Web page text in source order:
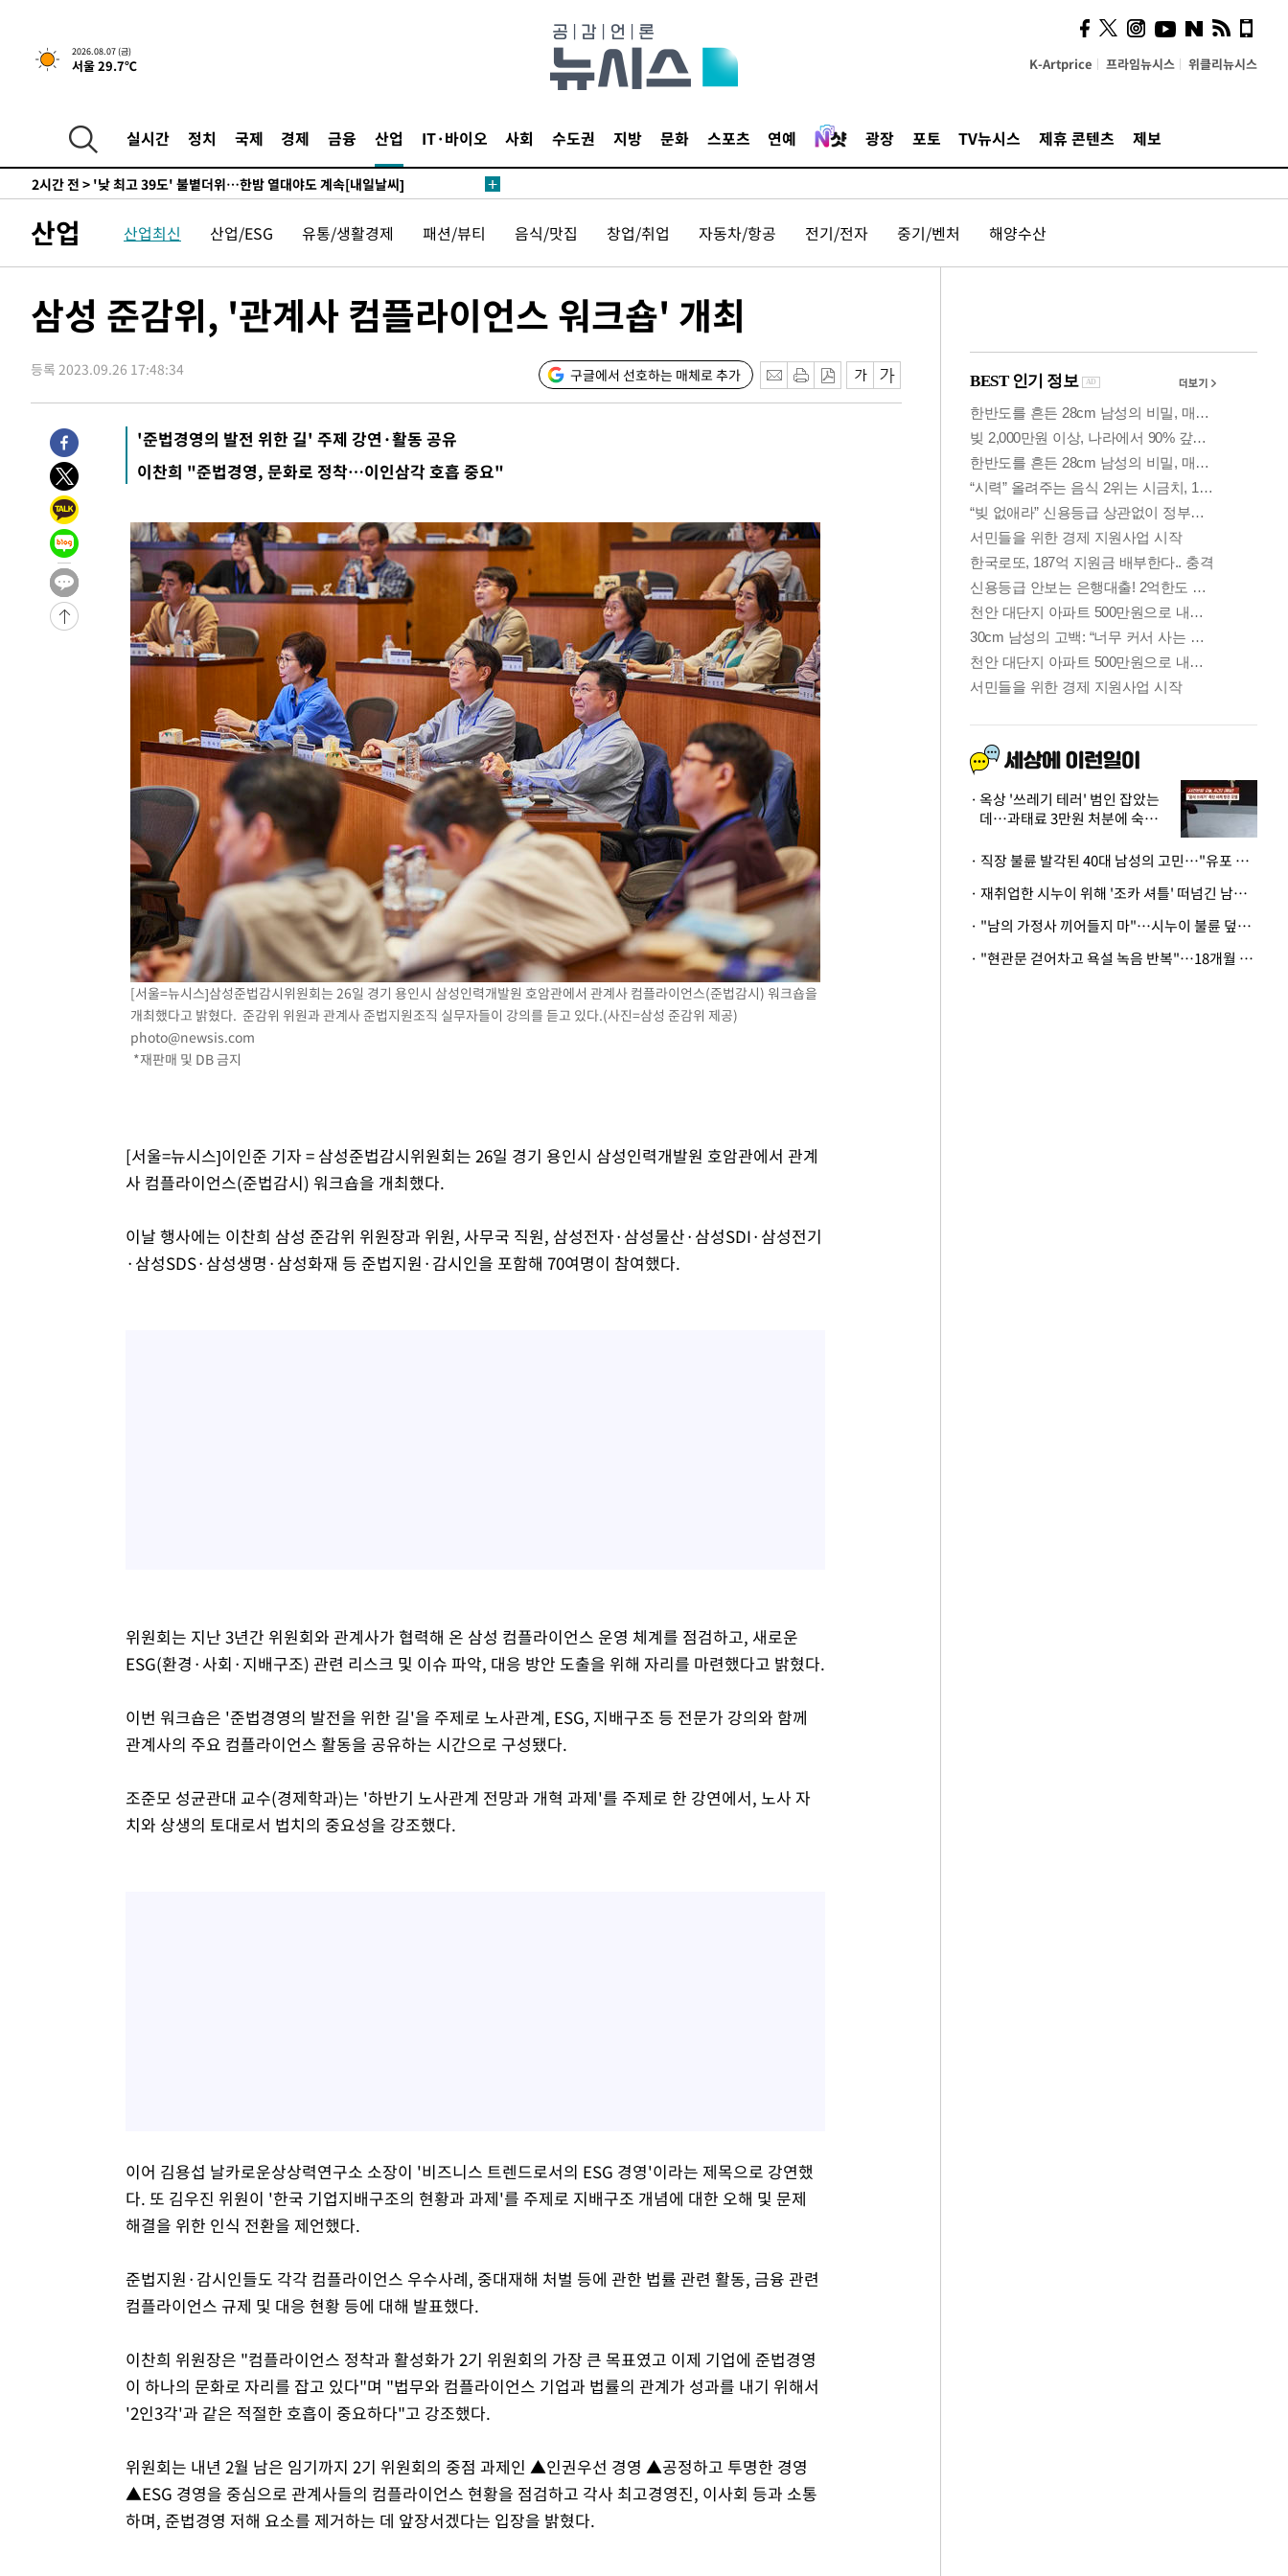
2026.08.07 (금)
서울 29.7℃ K-Artprice 프라임뉴시스 위클리뉴시스
실시간 정치 국제 경제 금융 산업 IT·바이오 사회 수도권 지방 문화 스포츠 연예 광장 포토 TV뉴시스 제휴 콘텐츠 제보
1시간 전 >[속보]합참 "北 발사체는 단거리탄도미사일…감시·경계태세 강화"
1시간 전 >日방위성, 北이 동해로 쏜 발사체는 탄도미사일 가능성
2시간 전 >[속보]합참 "북, 동해상으로 미상 발사체 발사"
'낮 최고 39도' 불볕더위…한밤 열대야도 계속[내일날씨]
2시간 전 > [속보]7~9일 프로야구 3연전도 폭염 취소…11일 재개
2시간 전 >
'월드컵 탈락 후폭풍' 축구협회…초유의 압수수색에 '충격·당황'
2시간 전 >서울 낮 37.9도, 올여름 최고치 경신…영등포 순간 '40도'
3시간 전 >[속보]코스닥, 800p 회복…0.26% 오른 801.67 마감
3시간 전 >[속보]원·달러 환율, 0.7원 내린 1423.8원 마감
4시간 전 >"여기 떨어졌다"…다누리, 스페이스X 로켓 달 충돌 흔적 포착
5시간 전 >
손흥민, 5경기 연속골 실패…LAFC는 승부차기 끝 과달라하라 격파
7시간 전 >
내일까지 39도 '펄펄'…기상청 "태풍 지나며 폭염 잠시 꺾인다"
-11448초 전 >
'월드컵 탈락 후폭풍' 축구협회…11시간 걸린 초유의 압수수색(종
-10884초 전 >
-9677초 전 >
축구협회, 15년 전 심판 성 접대 파문에 "현재는 내부 지침 준수"
-8362초 전 >
경찰, '홍명보는 2순위' 결론냈던 스포츠윤리센터도 압수수색
1시간 전 >
[속보]합참 "北 발사체는 단거리탄도미사일…감시·경계태세 강화"
1시간 전 >
日방위성, 北이 동해로 쏜 발사체는 탄도미사일 가능성
[속보] SKT, 에이닷 서비스 장애 발생…"원인 파악 중"
[속보]합참 "북, 동해상으로 미상 발사체 발사"
'낮 최고 39도' 불볕더위…한밤 열대야도 계속[내일날씨]
[속보]7~9일 프로야구 3연전도 폭염 취소…11일 재개
"韓 외환시장 개입 관측 배경엔 美의 대한국 무역적자 있어"
'월드컵 탈락 후폭풍' 축구협회…초유의 압수수색에 '충격·당황'
서울 낮 37.9도, 올여름 최고치 경신…영등포 순간 '40도'
[속보]종합특검, 대검 추가 압수수색…내란 중요임무종사 혐의
[속보]코스닥, 800p 회복…0.26% 오른 801.67 마감
[속보]코스피, 301.88포인트(4.58%) 내린 6296.38 마감
[속보]원·달러 환율, 0.7원 내린 1423.8원 마감
"여기 떨어졌다"…다누리, 스페이스X 로켓 달 충돌 흔적 포착
손흥민, 5경기 연속골 실패…LAFC는 승부차기 끝 과달라하라 격파
내일까지 39도 '펄펄'…기상청 "태풍 지나며 폭염 잠시 꺾인다"
산업 산업최신 산업/ESG 유통/생활경제 패션/뷰티 음식/맛집 창업/취업 자동차/항공 전기/전자 중기/벤처 해양수산
삼성 준감위, '관계사 컴플라이언스 워크숍' 개최
등록 2023.09.26 17:48:34 구글에서 선호하는 매체로 추가
'준법경영의 발전 위한 길' 주제 강연·활동 공유
이찬희 "준법경영, 문화로 정착…이인삼각 호흡 중요"
[서울=뉴시스]삼성준법감시위원회는 26일 경기 용인시 삼성인력개발원 호암관에서 관계사 컴플라이언스(준법감시) 워크숍을
개최했다고 밝혔다. 준감위 위원과 관계사 준법지원조직 실무자들이 강의를 듣고 있다.(사진=삼성 준감위 제공)
photo@newsis.com
*재판매 및 DB 금지
[서울=뉴시스]이인준 기자 = 삼성준법감시위원회는 26일 경기 용인시 삼성인력개발원 호암관에서 관계
사 컴플라이언스(준법감시) 워크숍을 개최했다.
이날 행사에는 이찬희 삼성 준감위 위원장과 위원, 사무국 직원, 삼성전자·삼성물산·삼성SDI·삼성전기
·삼성SDS·삼성생명·삼성화재 등 준법지원·감시인을 포함해 70여명이 참여했다.
위원회는 지난 3년간 위원회와 관계사가 협력해 온 삼성 컴플라이언스 운영 체계를 점검하고, 새로운
ESG(환경·사회·지배구조) 관련 리스크 및 이슈 파악, 대응 방안 도출을 위해 자리를 마련했다고 밝혔다.
이번 워크숍은 '준법경영의 발전을 위한 길'을 주제로 노사관계, ESG, 지배구조 등 전문가 강의와 함께
관계사의 주요 컴플라이언스 활동을 공유하는 시간으로 구성됐다.
조준모 성균관대 교수(경제학과)는 '하반기 노사관계 전망과 개혁 과제'를 주제로 한 강연에서, 노사 자
치와 상생의 토대로서 법치의 중요성을 강조했다.
이어 김용섭 날카로운상상력연구소 소장이 '비즈니스 트렌드로서의 ESG 경영'이라는 제목으로 강연했
다. 또 김우진 위원이 '한국 기업지배구조의 현황과 과제'를 주제로 지배구조 개념에 대한 오해 및 문제
해결을 위한 인식 전환을 제언했다.
준법지원·감시인들도 각각 컴플라이언스 우수사례, 중대재해 처벌 등에 관한 법률 관련 활동, 금융 관련
컴플라이언스 규제 및 대응 현황 등에 대해 발표했다.
이찬희 위원장은 "컴플라이언스 정착과 활성화가 2기 위원회의 가장 큰 목표였고 이제 기업에 준법경영
이 하나의 문화로 자리를 잡고 있다"며 "법무와 컴플라이언스 기업과 법률의 관계가 성과를 내기 위해서
'2인3각'과 같은 적절한 호흡이 중요하다"고 강조했다.
위원회는 내년 2월 남은 임기까지 2기 위원회의 중점 과제인 ▲인권우선 경영 ▲공정하고 투명한 경영
▲ESG 경영을 중심으로 관계사들의 컴플라이언스 현황을 점검하고 각사 최고경영진, 이사회 등과 소통
하며, 준법경영 저해 요소를 제거하는 데 앞장서겠다는 입장을 밝혔다.
의견, 국토부·LH에 충실히
전달할 것"
옥상 '쓰레기 테러' 범인 잡았는
데…과태료 3만원 처분에 숙박업
· 직장 불륜 발각된 40대 남성의 고민…"유포 동료 명예훼손·협박죄 고소 가능할까"
· 재취업한 시누이 위해 '조카 셔틀' 떠넘긴 남편…아내 "난 못한다"
· "남의 가정사 끼어들지 마"…시누이 불륜 덮으려는 남편에 억울한 아내
· "현관문 걷어차고 욕설 녹음 반복"…18개월 아기 키우는 집 뒤흔든 '앞집의 비극'